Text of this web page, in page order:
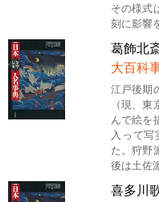
その様式
刻に影響
葛飾北
大百科
江戸後期
（現、
んで絵を
入って
た。狩野
後は土佐
喜多川